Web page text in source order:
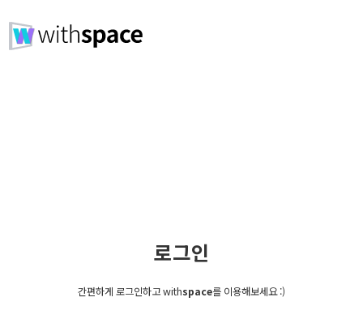
로그인
간편하게 로그인하고 withspace를 이용해보세요 :)